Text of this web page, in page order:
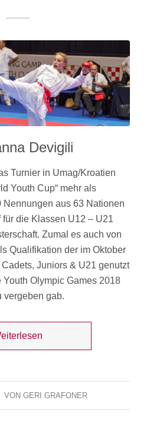
Devigili
Turnier in Umag/Kroatien
Youth Cup“ mehr als
Nennungen aus 63 Nationen
die Klassen U12 – U21
Zumal es auch von
Qualifikation der im Oktober
Juniors & U21 genutzt
Olympic Games 2018
vergeben gab.
VON GERI GRAFONER